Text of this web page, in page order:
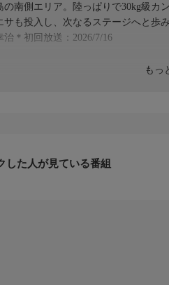
もっ
南側エリア。陸っぱりで30kg級カ
サも投入し、次なるステージへと歩み
治＊初回放送：2026/7/16
した人が見ている番組